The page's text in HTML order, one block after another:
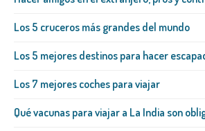
Los 5 cruceros más grandes del mundo
Los 5 mejores destinos para hacer
Los 7 mejores coches para viajar
Qué vacunas para viajar a La India son